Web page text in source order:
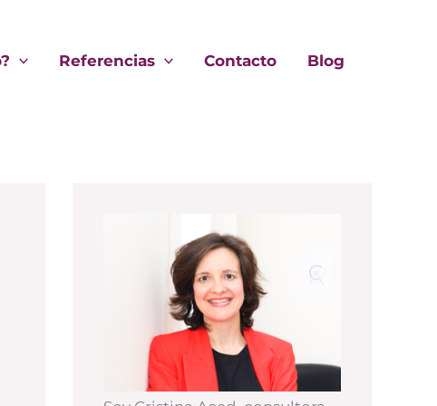
Referencias Contacto Blog